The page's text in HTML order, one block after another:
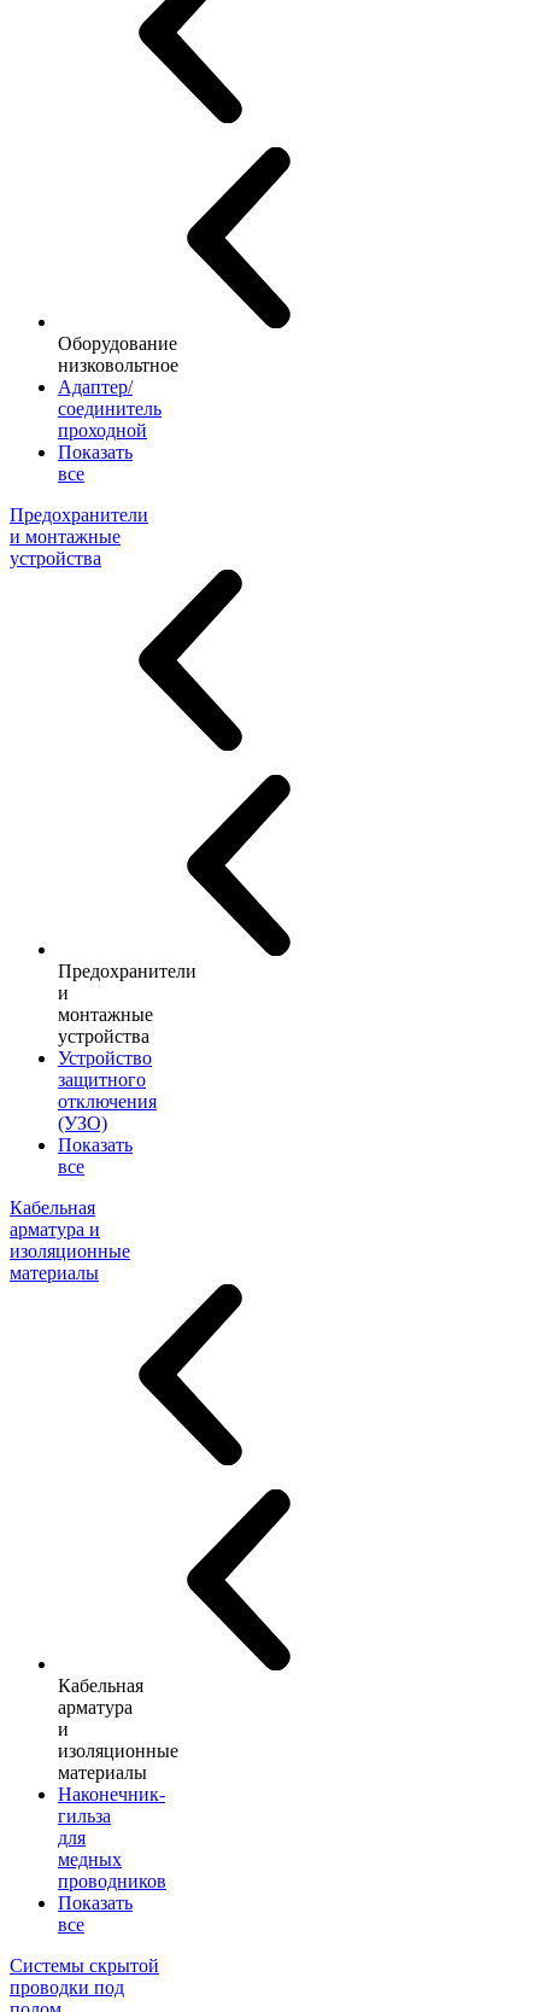
Оборудование
низковольтное
Адаптер/
соединитель
проходной
Показать
все
Предохранители
и монтажные
устройства
Предохранители
и
монтажные
устройства
Устройство
защитного
отключения
(УЗО)
Показать
все
Кабельная
арматура и
изоляционные
материалы
Кабельная
арматура
и
изоляционные
материалы
Наконечник-
гильза
для
медных
проводников
Показать
все
Системы скрытой
проводки под